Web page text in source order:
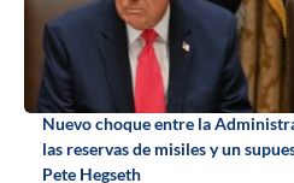
Nuevo choque entre la
las reservas de misiles y un
Pete Hegseth